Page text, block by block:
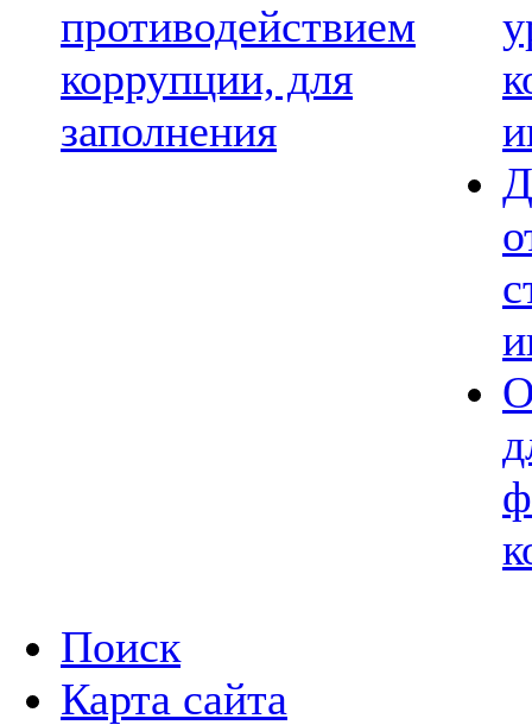
противодействием
коррупции, для
заполнения
Поиск
Карта сайта